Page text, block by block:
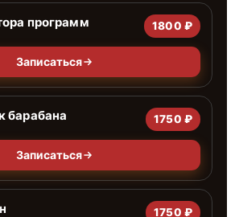
программ 1800 ₽
Записаться
барабана 1750 ₽
Записаться
1750 ₽